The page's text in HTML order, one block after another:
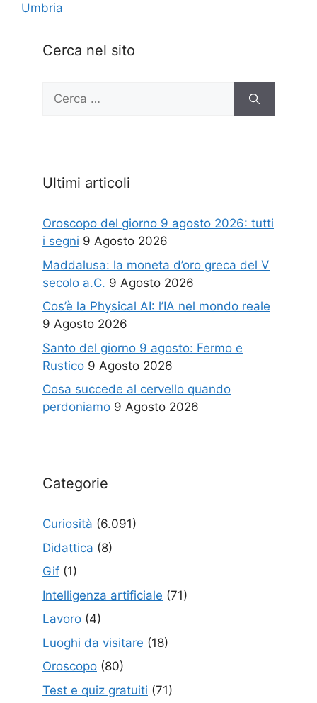
Umbria
Cerca nel sito
Ricerca
Ultimi articoli
Oroscopo del giorno 9 agosto 2026: tutti
i segni 9 Agosto 2026
Maddalusa: la moneta d’oro greca del V
secolo a.C. 9 Agosto 2026
Cos’è la Physical AI: l’IA nel mondo reale
9 Agosto 2026
Santo del giorno 9 agosto: Fermo e
Rustico 9 Agosto 2026
Cosa succede al cervello quando
perdoniamo 9 Agosto 2026
Categorie
Curiosità (6.091)
Didattica (8)
Gif (1)
Intelligenza artificiale (71)
Lavoro (4)
Luoghi da visitare (18)
Oroscopo (80)
Test e quiz gratuiti (71)